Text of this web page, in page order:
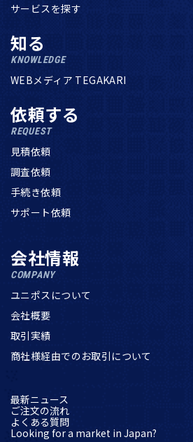
サービスを探す
知る
KNOWLEDGE
WEBメディア TEGAKARI
依頼する
REQUEST
見積依頼
調査依頼
手続き依頼
サポート依頼
会社情報
COMPANY
ユニポスについて
会社概要
取引実績
商社様経由でのお取引について
最新ニュース
ご注文の流れ
よくある質問
Looking for a market in Japan?